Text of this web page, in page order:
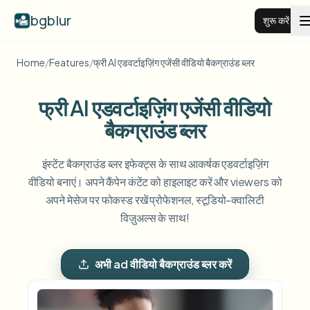
bgblur शुरू करें
वीडियो बैकग्राउंड ब्लर
उदाहरण
सभी उदाहरण देखें
पूरी उदाहरण लाइब्रेरी ब्राउज़ करें
चेहरा ब्लर
लाइसेंस प्लेट ब्लर
View all features
Browse every blur tool in one place
संसाधन
Home/Features/फ्री AI एडवर्टाइज़िंग एजेंसी वीडियो बैकग्राउंड ब्लर
फ्री AI एडवर्टाइज़िंग एजेंसी वीडियो
बैकग्राउंड ब्लर
इंस्टेंट बैकग्राउंड ब्लर इफेक्ट्स के साथ आकर्षक एडवर्टाइज़िंग
वीडियो बनाएं। अपने कैंपेन कंटेंट को हाइलाइट करें और viewers को
अपने मेसेज पर फोकस्ड रखें प्रोफेशनल, स्टूडियो-क्वालिटी
विज़ुअल्स के साथ!
अभी ad वीडियो बैकग्राउंड ब्लर करें